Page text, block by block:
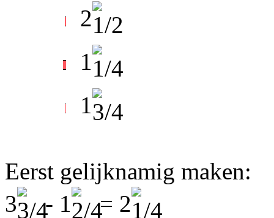
2
1
1
Eerst gelijknamig maken:
3
- 1 = 2